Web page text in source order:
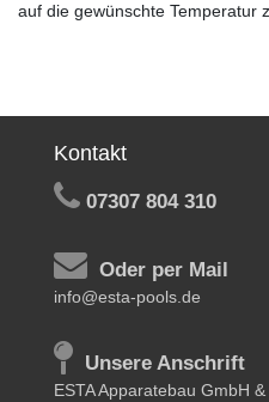
auf die gewünschte Temperatur
Kontakt
07307 804 310
Oder per Mail
info@esta-pools.de
Unsere Anschrift
ESTA Apparatebau GmbH